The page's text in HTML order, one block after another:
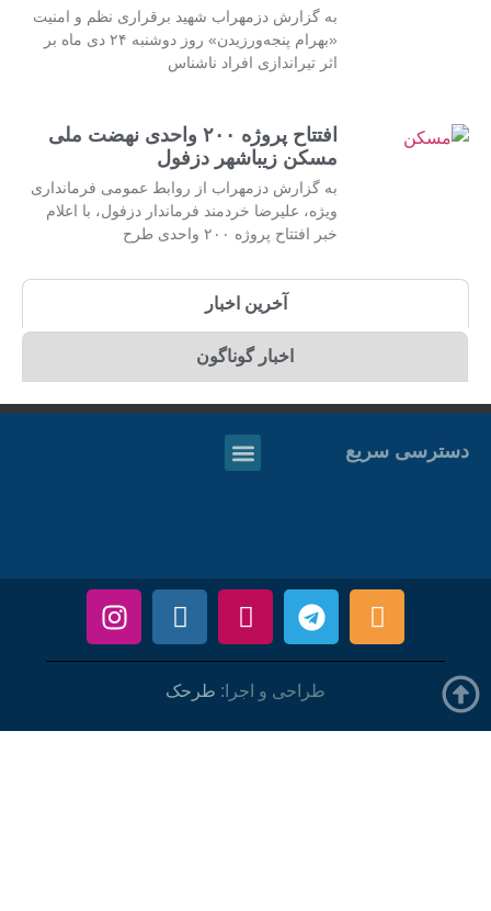
به گزارش دزمهراب شهید برقراری نظم و امنیت
«بهرام پنجه‌ورزیدن» روز دوشنبه ۲۴ دی ماه بر
اثر تیراندازی افراد ناشناس
افتتاح پروژه ۲۰۰ واحدی نهضت ملی
مسکن زیباشهر دزفول
به گزارش دزمهراب از روابط عمومی فرمانداری
ویژه، علیرضا خردمند فرماندار دزفول، با اعلام
خبر افتتاح پروژه ۲۰۰ واحدی طرح
آخرین اخبار
اخبار گوناگون
دسترسی سریع
طراحی و اجرا: طرحک